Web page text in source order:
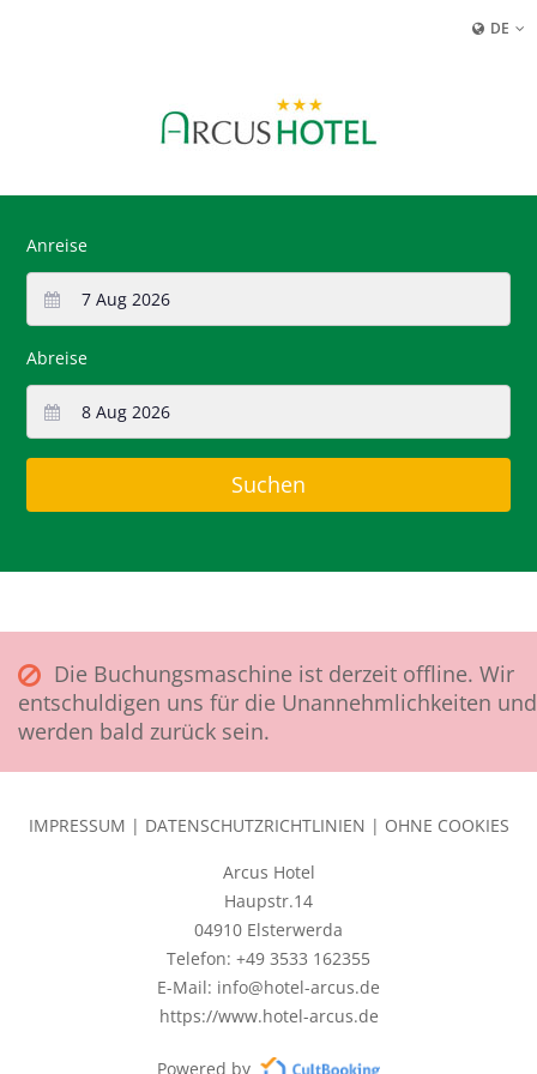
DE
Anreise
Abreise
Die Buchungsmaschine ist derzeit offline. Wir
entschuldigen uns für die Unannehmlichkeiten und
werden bald zurück sein.
IMPRESSUM | DATENSCHUTZRICHTLINIEN | OHNE COOKIES
Arcus Hotel
Haupstr.14
04910 Elsterwerda
Telefon: +49 3533 162355
E-Mail: info@hotel-arcus.de
https://www.hotel-arcus.de
Powered by